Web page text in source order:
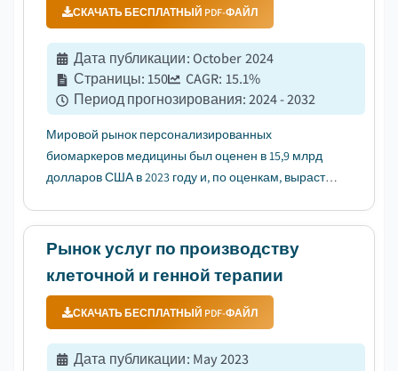
СКАЧАТЬ БЕСПЛАТНЫЙ PDF-ФАЙЛ
Дата публикации:October 2024
Страницы:150 CAGR: 15.1%
Период прогнозирования:2024 - 2032
Мировой рынок персонализированных
биомаркеров медицины был оценен в 15,9 млрд
долларов США в 2023 году и, по оценкам, вырастет
Рынок услуг по производству
клеточной и генной терапии
СКАЧАТЬ БЕСПЛАТНЫЙ PDF-ФАЙЛ
Дата публикации: May 2023